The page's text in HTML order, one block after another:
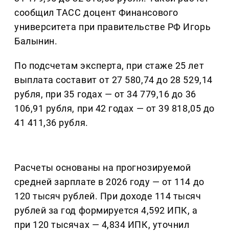
сообщил ТАСС доцент Финансового
университета при правительстве РФ Игорь
Балынин.
По подсчетам эксперта, при стаже 25 лет
выплата составит от 27 580,74 до 28 529,14
рубля, при 35 годах — от 34 779,16 до 36
106,91 рубля, при 42 годах — от 39 818,05 до
41 411,36 рубля.
Расчеты основаны на прогнозируемой
средней зарплате в 2026 году — от 114 до
120 тысяч рублей. При доходе 114 тысяч
рублей за год формируется 4,592 ИПК, а
при 120 тысячах — 4,834 ИПК, уточнил